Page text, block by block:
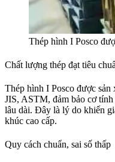
Thép hình I Posco
Chất lượng thép đạt tiêu
Thép hình I Posco được sản
JIS, ASTM, đảm bảo cơ
lâu dài. Đây là lý do khiến
khúc cao cấp.
Quy cách chuẩn, sai số thấp